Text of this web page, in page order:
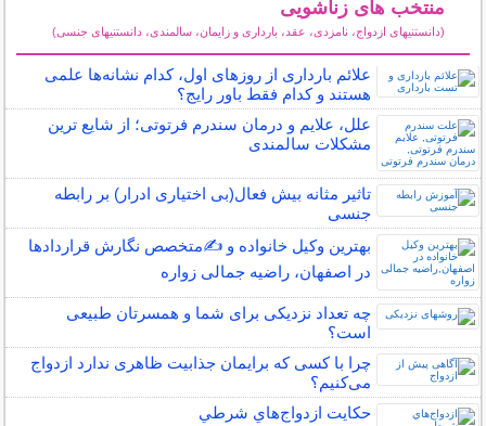
منتخب های زناشویی
(دانستنیهای ازدواج، نامزدی، عقد، بارداری و زایمان، سالمندی، دانستنیهای جنسی)
علائم بارداری از روزهای اول، کدام نشانه‌ها علمی
هستند و کدام فقط باور رایج؟
علل، علایم و درمان سندرم فرتوتی؛ از شایع ترین
مشکلات سالمندی
تاثیر مثانه بیش فعال(بی اختیاری ادرار) بر رابطه
جنسی
بهترین وکیل خانواده و ✍️متخصص نگارش قراردادها
در اصفهان، راضیه جمالی زواره
چه تعداد نزدیکی برای شما و همسرتان طبیعی
است؟
چرا با کسی که برایمان جذابیت ظاهری ندارد ازدواج
می‌کنیم؟
حكايت ازدواج‌هاي شرطي